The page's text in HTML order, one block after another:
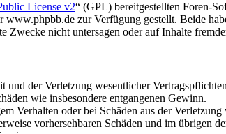
License v2“ (GPL) bereitgestellten Foren-
zur Verfügung gestellt. Beide
nicht untersagen oder auf Inhalte
der Verletzung wesentlicher
wie insbesondere entgangenen Gewinn.
Verhalten oder bei Schäden aus der
vorhersehbaren Schäden und im übrigen